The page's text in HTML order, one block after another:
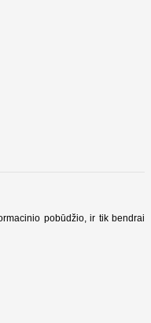
pobūdžio, ir tik bendrai